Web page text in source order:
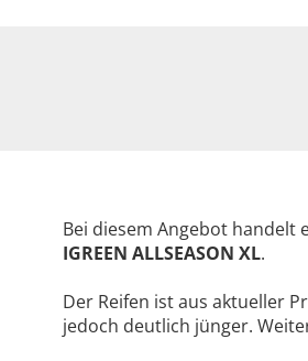
Bei diesem Angebot handelt
IGREEN ALLSEASON XL.
Der Reifen ist aus aktueller
jedoch deutlich jünger.